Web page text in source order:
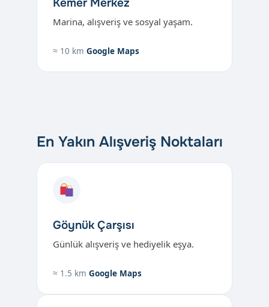
Kemer Merkez
Marina, alışveriş ve sosyal yaşam.
≈ 10 km Google Maps
En Yakın Alışveriş Noktaları
Göynük Çarşısı
Günlük alışveriş ve hediyelik eşya.
≈ 1.5 km Google Maps